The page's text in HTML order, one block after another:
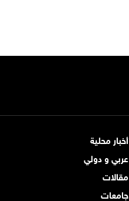
أخبار محلية
عربي و دولي
مقالات
جامعات